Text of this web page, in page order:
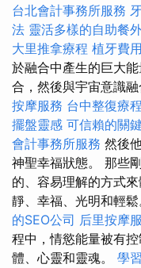
台北會計事務所服務
法 靈活多樣的自助餐
大里推拿療程 植牙費
於融合中產生的巨大
合，然後與宇宙意識融
按摩服務 台中整復療程
擺盤靈感 可信賴的關
會計事務所服務 然後
神聖幸福狀態。 那些
的、容易理解的方式
靜、幸福、光明和輕鬆
的SEO公司 后里按摩
程中，情慾能量被有
體、心靈和靈魂。 學